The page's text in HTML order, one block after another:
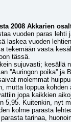
2008 Akkarien
vuoden paras lehti
laskea vuoden
tekemään vasta
tässä.
sujuvasti; kesällä
''Auringon poika'' ja
molemmat
mutta loppua
jopa kaikkien
5,95. Kuitenkin, nyt
kolme parasta
tarinaa,